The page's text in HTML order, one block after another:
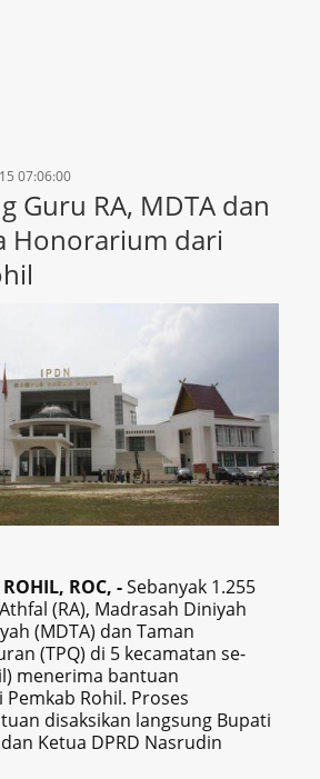
07:06:00
Guru RA, MDTA dan
Honorarium dari
ROC, -Sebanyak 1.255
(RA), Madrasah Diniyah
(MDTA) dan Taman
(TPQ) di 5 kecamatan se-
menerima bantuan
Rohil. Proses
disaksikan langsung Bupati
Ketua DPRD Nasrudin